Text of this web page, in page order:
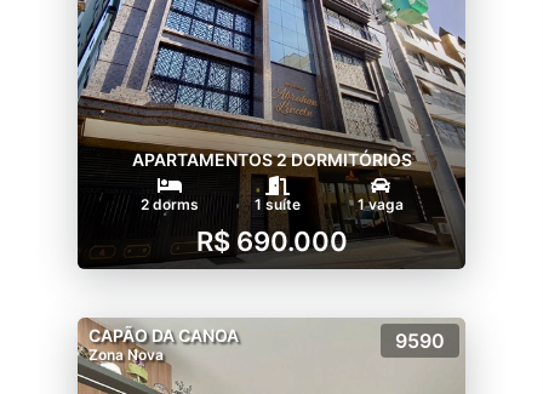
APARTAMENTOS 2 DORMITÓRIOS
2 dorms 1 suíte 1 vaga
R$ 690.000
CAPÃO DA CANOA
Zona Nova
9590